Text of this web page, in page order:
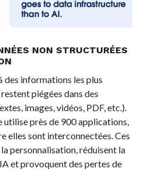
NON STRUCTURÉES
des informations les plus
piégées dans des
images, vidéos, PDF, etc.).
utilise près de 900 applications,
elles sont interconnectées. Ces
personnalisation, réduisent la
et provoquent des pertes de